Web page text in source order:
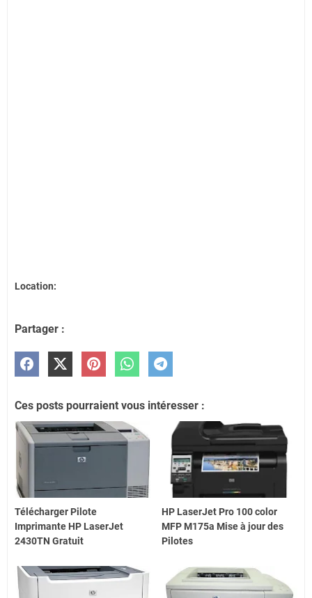
Location:
Partager :
Ces posts pourraient vous intéresser :
Télécharger Pilote
Imprimante HP LaserJet
2430TN Gratuit
HP LaserJet Pro 100 color
MFP M175a Mise à jour des
Pilotes